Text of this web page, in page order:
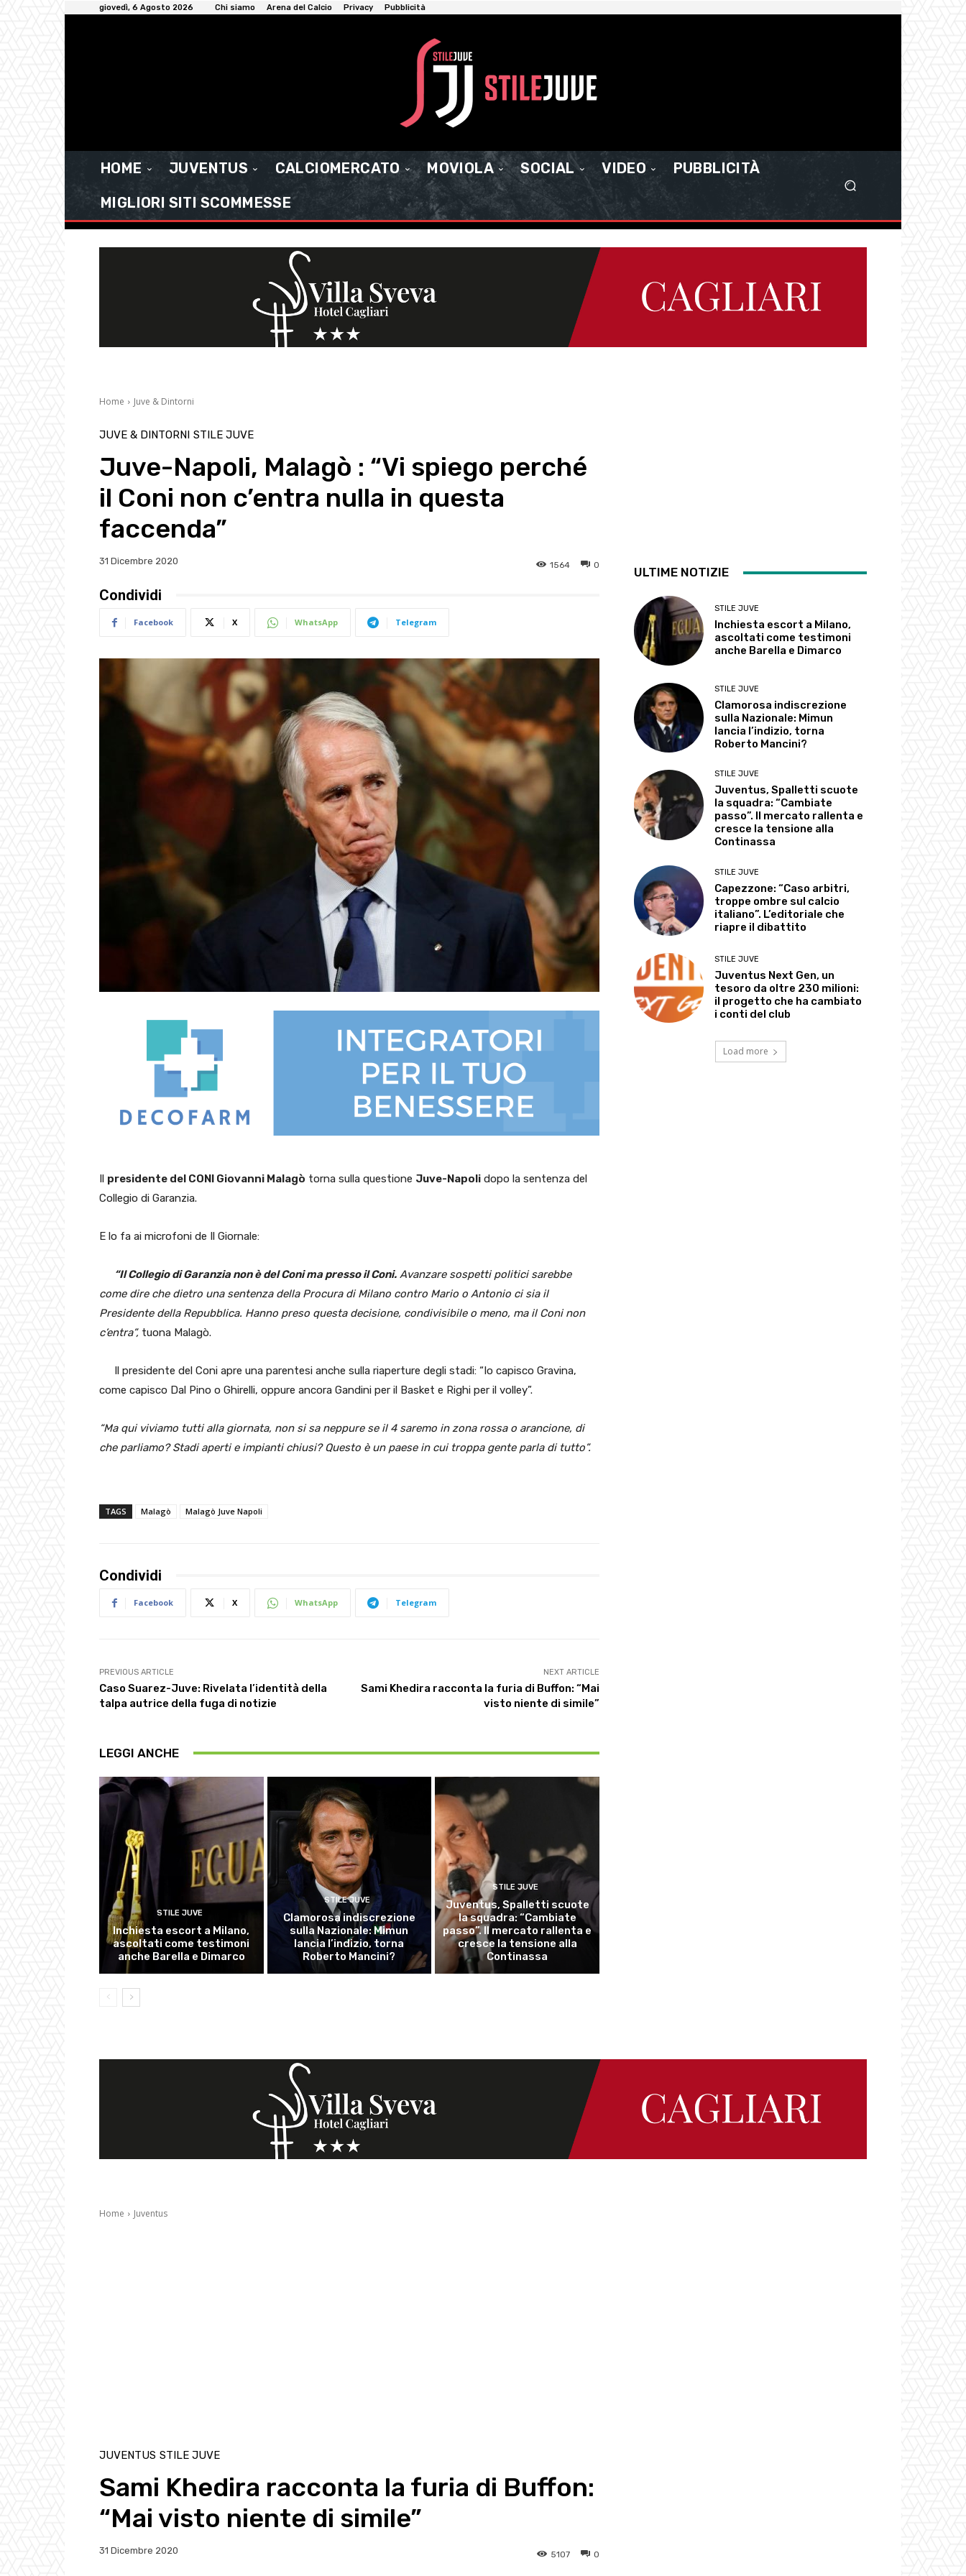
giovedì, 6 Agosto 2026 Chi siamo Arena del Calcio Privacy Pubblicità
HOME JUVENTUS CALCIOMERCATO MOVIOLA SOCIAL VIDEO
PUBBLICITÀ
MIGLIORI SITI SCOMMESSE
Home Juve & Dintorni
JUVE & DINTORNI STILE JUVE
Juve-Napoli, Malagò : “Vi spiego perché
il Coni non c’entra nulla in questa
faccenda”
31 Dicembre 2020 0
1564
Condividi
Facebook X WhatsApp Telegram
Il presidente del CONI Giovanni Malagò torna sulla questione Juve-Napoli dopo la sentenza del
Collegio di Garanzia.
E lo fa ai microfoni de Il Giornale:
“Il Collegio di Garanzia non è del Coni ma presso il Coni. Avanzare sospetti politici sarebbe
come dire che dietro una sentenza della Procura di Milano contro Mario o Antonio ci sia il
Presidente della Repubblica. Hanno preso questa decisione, condivisibile o meno, ma il Coni non
c’entra”, tuona Malagò.
Il presidente del Coni apre una parentesi anche sulla riaperture degli stadi: “Io capisco Gravina,
come capisco Dal Pino o Ghirelli, oppure ancora Gandini per il Basket e Righi per il volley”.
“Ma qui viviamo tutti alla giornata, non si sa neppure se il 4 saremo in zona rossa o arancione, di
che parliamo? Stadi aperti e impianti chiusi? Questo è un paese in cui troppa gente parla di tutto”.
TAGS Malagò Malagò Juve Napoli
Condividi
Facebook X WhatsApp Telegram
PREVIOUS ARTICLE
Caso Suarez-Juve: Rivelata l’identità della
talpa autrice della fuga di notizie
NEXT ARTICLE
Sami Khedira racconta la furia di Buffon: “Mai
visto niente di simile”
LEGGI ANCHE
STILE JUVE
Inchiesta escort a Milano,
ascoltati come testimoni
anche Barella e Dimarco
STILE JUVE
Clamorosa indiscrezione
sulla Nazionale: Mimun
lancia l’indizio, torna
Roberto Mancini?
STILE JUVE
Juventus, Spalletti scuote
la squadra: “Cambiate
passo”. Il mercato rallenta e
cresce la tensione alla
Continassa
ULTIME NOTIZIE
STILE JUVE
Inchiesta escort a Milano,
ascoltati come testimoni
anche Barella e Dimarco
STILE JUVE
Clamorosa indiscrezione
sulla Nazionale: Mimun
lancia l’indizio, torna
Roberto Mancini?
STILE JUVE
Juventus, Spalletti scuote
la squadra: “Cambiate
passo”. Il mercato rallenta e
cresce la tensione alla
Continassa
STILE JUVE
Capezzone: “Caso arbitri,
troppe ombre sul calcio
italiano”. L’editoriale che
riapre il dibattito
STILE JUVE
Juventus Next Gen, un
tesoro da oltre 230 milioni:
il progetto che ha cambiato
i conti del club
Load more